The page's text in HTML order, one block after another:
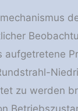
aufgetretene
zu werden